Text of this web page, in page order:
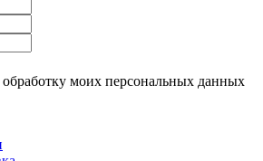
моих персональных данных